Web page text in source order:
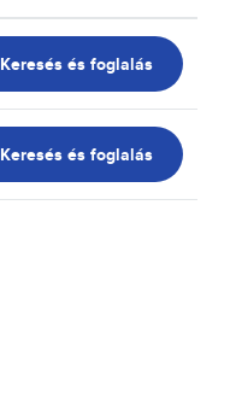
Keresés és foglalás
Keresés és foglalás